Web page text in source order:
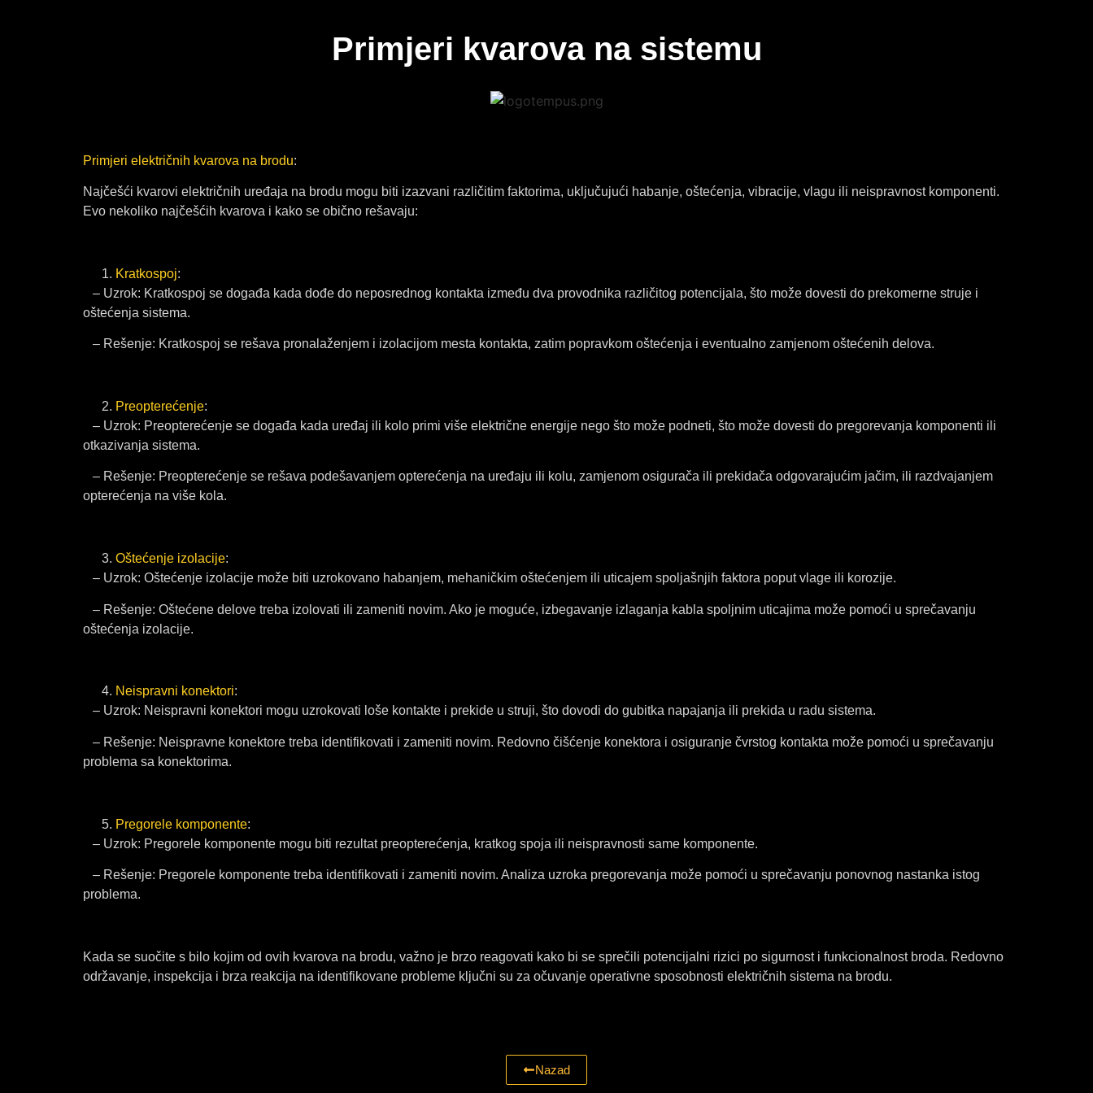
Primjeri kvarova na sistemu
Primjeri električnih kvarova na brodu:
Najčešći kvarovi električnih uređaja na brodu mogu biti izazvani različitim faktorima, uključujući habanje, oštećenja, vibracije, vlagu ili neispravnost komponenti.
Evo nekoliko najčešćih kvarova i kako se obično rešavaju:
Kratkospoj:
– Uzrok: Kratkospoj se događa kada dođe do neposrednog kontakta između dva provodnika različitog potencijala, što može dovesti do prekomerne struje i
oštećenja sistema.
– Rešenje: Kratkospoj se rešava pronalaženjem i izolacijom mesta kontakta, zatim popravkom oštećenja i eventualno zamjenom oštećenih delova.
Preopterećenje:
– Uzrok: Preopterećenje se događa kada uređaj ili kolo primi više električne energije nego što može podneti, što može dovesti do pregorevanja komponenti ili
otkazivanja sistema.
– Rešenje: Preopterećenje se rešava podešavanjem opterećenja na uređaju ili kolu, zamjenom osigurača ili prekidača odgovarajućim jačim, ili razdvajanjem
opterećenja na više kola.
Oštećenje izolacije:
– Uzrok: Oštećenje izolacije može biti uzrokovano habanjem, mehaničkim oštećenjem ili uticajem spoljašnjih faktora poput vlage ili korozije.
– Rešenje: Oštećene delove treba izolovati ili zameniti novim. Ako je moguće, izbegavanje izlaganja kabla spoljnim uticajima može pomoći u sprečavanju
oštećenja izolacije.
Neispravni konektori:
– Uzrok: Neispravni konektori mogu uzrokovati loše kontakte i prekide u struji, što dovodi do gubitka napajanja ili prekida u radu sistema.
– Rešenje: Neispravne konektore treba identifikovati i zameniti novim. Redovno čišćenje konektora i osiguranje čvrstog kontakta može pomoći u sprečavanju
problema sa konektorima.
Pregorele komponente:
– Uzrok: Pregorele komponente mogu biti rezultat preopterećenja, kratkog spoja ili neispravnosti same komponente.
– Rešenje: Pregorele komponente treba identifikovati i zameniti novim. Analiza uzroka pregorevanja može pomoći u sprečavanju ponovnog nastanka istog
problema.
Kada se suočite s bilo kojim od ovih kvarova na brodu, važno je brzo reagovati kako bi se sprečili potencijalni rizici po sigurnost i funkcionalnost broda. Redovno
održavanje, inspekcija i brza reakcija na identifikovane probleme ključni su za očuvanje operativne sposobnosti električnih sistema na brodu.
Nazad